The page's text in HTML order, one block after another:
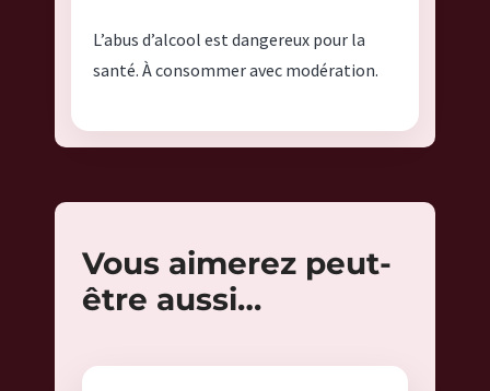
L’abus d’alcool est dangereux pour la
santé. À consommer avec modération.
Vous aimerez peut-
être aussi…